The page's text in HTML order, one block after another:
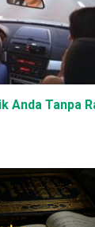
Anda Tanpa